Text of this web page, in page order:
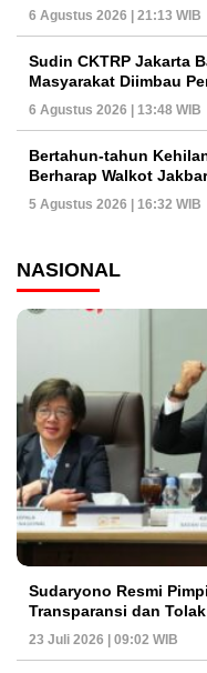
6 Agustus 2026 | 21:13 WIB
Sudin CKTRP Jakarta
Masyarakat Diimbau
6 Agustus 2026 | 13:48 WIB
Bertahun-tahun
Berharap Walkot
5 Agustus 2026 | 16:32 WIB
NASIONAL
Sudaryono Resmi
Transparansi dan
23 Juli 2026 | 09:02 WIB